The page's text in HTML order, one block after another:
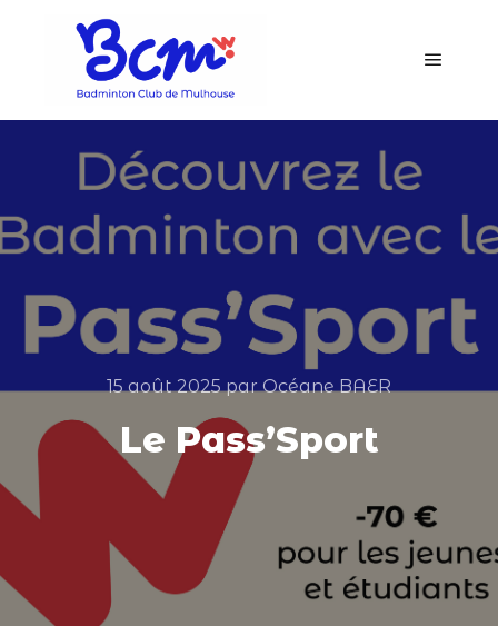
15 août 2025parOcéane BAER
Le Pass’Sport